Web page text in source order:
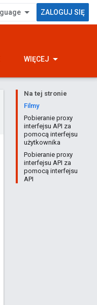
ZALOGUJ SIĘ
WIĘCEJ
Na tej stronie
Filmy
Pobieranie proxy
interfejsu API za
pomocą interfejsu
użytkownika
Pobieranie proxy
interfejsu API za
pomocą interfejsu
API